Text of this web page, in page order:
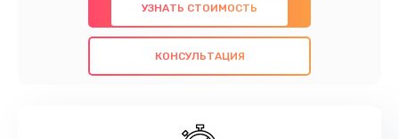
использованием оригинальных компонентов, а
также гарантируем качество всех
проведенных работ. Наша цель - предоставить
наилучшим образом. Не медлите записаться на
УЗНАТЬ СТОИМОСТЬ
КОНСУЛЬТАЦИЯ